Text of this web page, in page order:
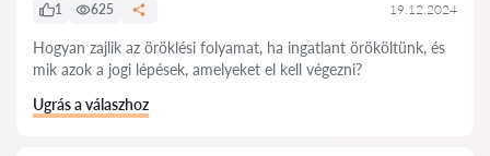
1
625 19.12.2024
Hogyan zajlik az öröklési folyamat, ha ingatlant örököltünk, és
mik azok a jogi lépések, amelyeket el kell végezni?
Ugrás a válaszhoz